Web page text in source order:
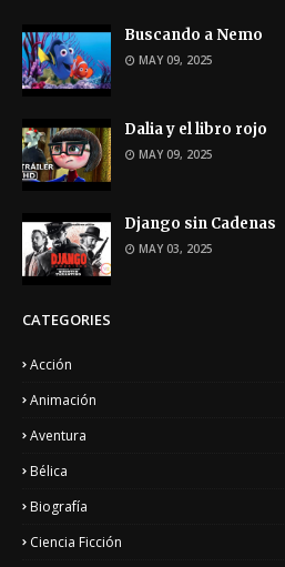
Buscando a Nemo
MAY 09, 2025
Dalia y el libro rojo
MAY 09, 2025
Django sin Cadenas
MAY 03, 2025
CATEGORIES
Acción
Animación
Aventura
Bélica
Biografía
Ciencia Ficción